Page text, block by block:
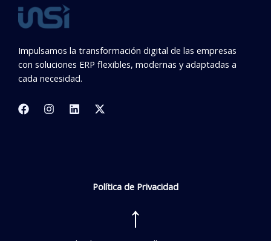
Impulsamos la transformación digital de las empresas
con soluciones ERP flexibles, modernas y adaptadas a
cada necesidad.
Política de Privacidad
↑